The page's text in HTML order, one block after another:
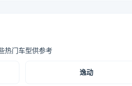
热门车型供参考
逸动